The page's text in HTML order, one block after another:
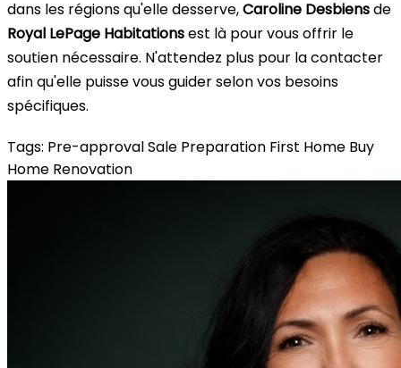
dans les régions qu'elle desserve,Caroline Desbiensde
Royal LePage Habitationsest là pour vous offrir le
soutien nécessaire. N'attendez plus pour la contacter
afin qu'elle puisse vous guider selon vos besoins
spécifiques.
Tags: Pre-approvalSale Preparation First Home Buy
Home Renovation